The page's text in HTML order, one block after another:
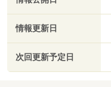
情報更新日
次回更新予定日